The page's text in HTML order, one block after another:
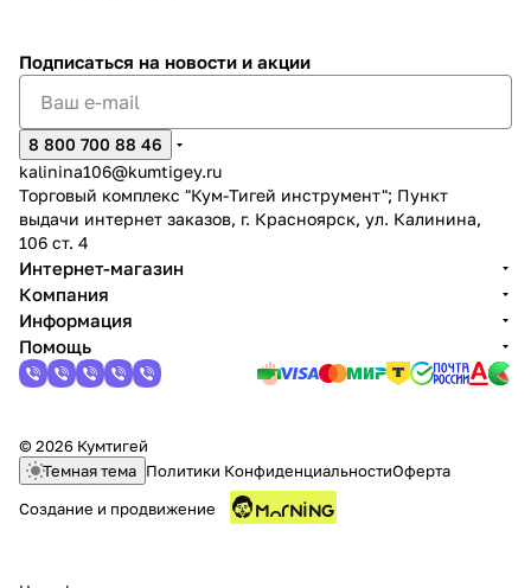
Подписаться на новости и акции
8 800 700 88 46
kalinina106@kumtigey.ru
Торговый комплекс "Кум-Тигей инструмент"; Пункт
выдачи интернет заказов, г. Красноярск, ул. Калинина,
106 ст. 4
Интернет-магазин
Компания
Информация
Помощь
© 2026 Кумтигей
Темная тема Политики КонфиденциальностиОферта
Создание и продвижение
раз в 2 недели